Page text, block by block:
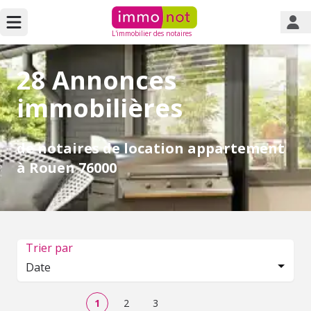
L'immobilier des notaires
28 Annonces
immobilières
de notaires de location appartement
à Rouen 76000
Trier par
Date
1 2 3